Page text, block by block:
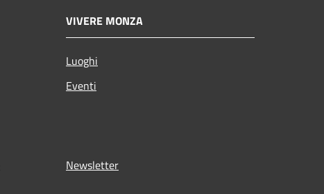
VIVERE MONZA
Luoghi
Eventi
Newsletter